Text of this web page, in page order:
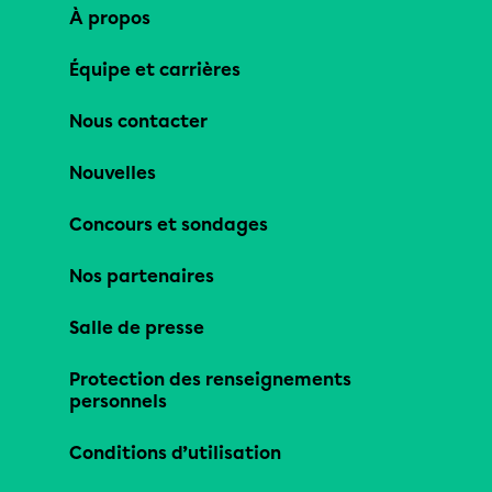
À propos
Équipe et carrières
Nous contacter
Nouvelles
Concours et sondages
Nos partenaires
Salle de presse
Protection des renseignements
personnels
Conditions d’utilisation